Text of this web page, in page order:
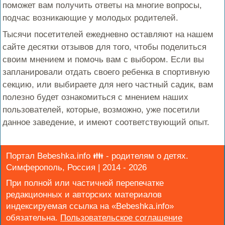
поможет вам получить ответы на многие вопросы,
подчас возникающие у молодых родителей.
Тысячи посетителей ежедневно оставляют на нашем
сайте десятки отзывов для того, чтобы поделиться
своим мнением и помочь вам с выбором. Если вы
запланировали отдать своего ребенка в спортивную
секцию, или выбираете для него частный садик, вам
полезно будет ознакомиться с мнением наших
пользователей, которые, возможно, уже посетили
данное заведение, и имеют соответствующий опыт.
Портал Bebeshka.info 👪 - родителям о детях.
Симферополь, Россия | 2014 - 2026
При полной или частичной перепечатке
редакционных и авторских материалов
индексируемая ссылка на «Bebeshka.info»
обязательна.